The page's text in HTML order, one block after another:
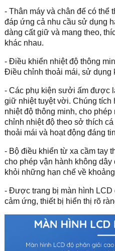
- Thân máy và chân đế có thể
đáp ứng cả nhu cầu sử dụng
dàng cất giữ và mang theo,
khác nhau.
- Điều khiển nhiệt độ thông
Điều chỉnh thoải mái, sử dụng
- Các phụ kiện sưởi ấm được
giữ nhiệt tuyệt vời. Chúng tích
nhiệt độ thông minh, cho
chỉnh nhiệt độ theo sở thích
thoải mái và hoạt động đáng
- Bộ điều khiển từ xa cầm tay
cho phép vận hành không
khỏi những hạn chế về
- Được trang bị màn hình LCD
cảm ứng, thiết bị hiển thị rõ